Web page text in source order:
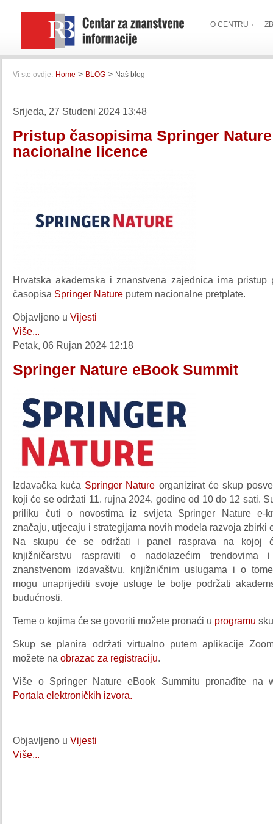
O CENTRU
Vi ste ovdje: Home > BLOG > Naš blog
Srijeda, 27 Studeni 2024 13:48
Pristup časopisima Springer
nacionalne licence
Hrvatska akademska i znanstvena zajednica ima pristup
časopisa Springer Nature putem nacionalne pretplate.
Objavljeno u Vijesti
Više...
Petak, 06 Rujan 2024 12:18
Springer Nature eBook Summit
Izdavačka kuća Springer Nature organizirat će skup
koji će se održati 11. rujna 2024. godine od 10 do 12 sati.
priliku čuti o novostima iz svijeta Springer Nature e-
značaju, utjecaju i strategijama novih modela razvoja zbirki
Na skupu će se održati i panel rasprava na kojoj
knjižničarstvu raspraviti o nadolazećim trendovima
znanstvenom izdavaštvu, knjižničnim uslugama i o
mogu unaprijediti svoje usluge te bolje podržati
budućnosti.
Teme o kojima će se govoriti možete pronaći u programu
Skup se planira održati virtualno putem aplikacije
možete na obrazac za registraciju.
Više o Springer Nature eBook Summitu pronađite na
Portala elektroničkih izvora.
Objavljeno u Vijesti
Više...